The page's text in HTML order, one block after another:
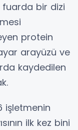
fuarda bir dizi
protein
arayüzü ve
kaydedilen
işletmenin
ilk kez bini